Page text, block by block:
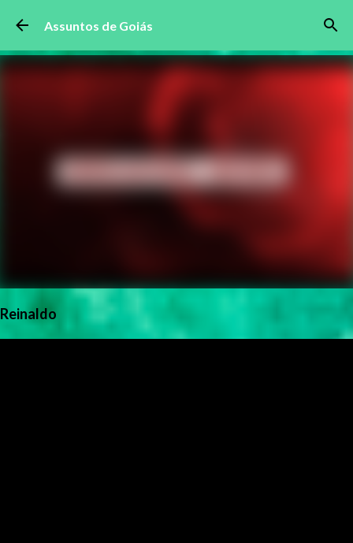
Pular para o conteúdo principal
Assuntos de Goiás
Reinaldo